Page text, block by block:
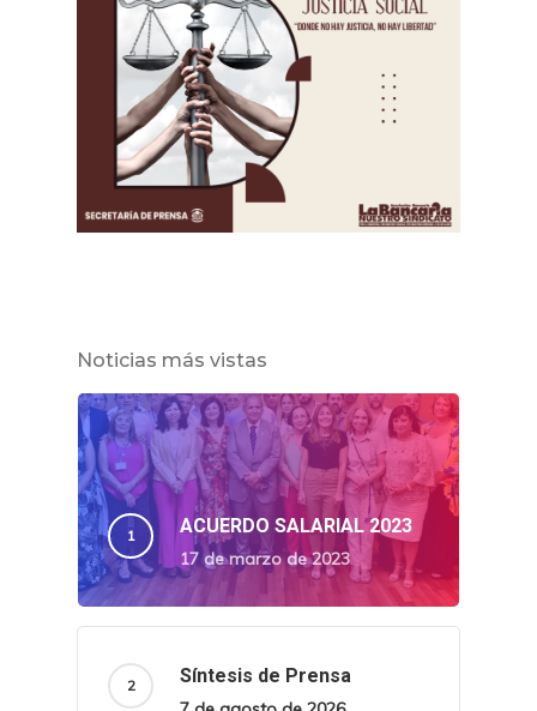
Noticias más vistas
ACUERDO SALARIAL 2023
17 de marzo de 2023
Síntesis de Prensa